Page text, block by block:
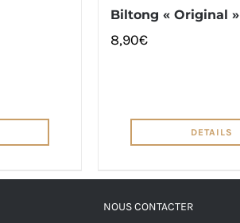
Biltong « Original »
8,90€
DETAILS
NOUS CONTACTER